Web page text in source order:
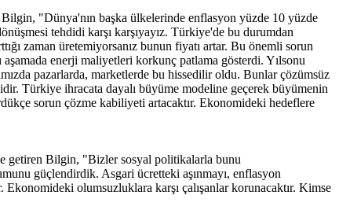
"Dünya'nın başka ülkelerinde enflasyon yüzde 10 yüzde
tehdidi karşı karşıyayız. Türkiye'de bu durumdan
zaman üretemiyorsanız bunun fiyatı artar. Bu önemli sorun
enerji maliyetleri korkunç patlama gösterdi. Yılsonu
pazarlarda, marketlerde bu hissedilir oldu. Bunlar çözümsüz
Türkiye ihracata dayalı büyüme modeline geçerek büyümenin
sorun çözme kabiliyeti artacaktır. Ekonomideki hedeflere
getiren Bilgin, "Bizler sosyal politikalarla bunu
güçlendirdik. Asgari ücretteki aşınmayı, enflasyon
olumsuzluklara karşı çalışanlar korunacaktır. Kimse